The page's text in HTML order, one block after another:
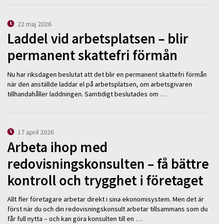
22 maj 2026
Laddel vid arbetsplatsen – blir
permanent skattefri förmån
Nu har riksdagen beslutat att det blir en permanent skattefri förmån
när den anställde laddar el på arbetsplatsen, om arbetsgivaren
tillhandahåller laddningen. Samtidigt beslutades om …
17 april 2026
Arbeta ihop med
redovisningskonsulten – få bättre
kontroll och trygghet i företaget
Allt fler företagare arbetar direkt i sina ekonomisystem. Men det är
först när du och din redovisningskonsult arbetar tillsammans som du
får full nytta – och kan göra konsulten till en …